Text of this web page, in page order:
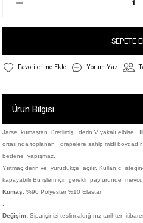
SEPETE
Yorum Yaz
Ürün Bilgisi
Jarse kumaştan üretilmiş , derin V yakalı elbise .
ortasında toplanan drapelere sahip midi
bedene yapışmaz.
Yırtmaç derin ve yürüdükçe açılır. Kullanıcı
kapayabilir.Bu işlem için gerekli pay üründe
Kumaş: %90 Polyester %10 Elastan
;
Değişim: Siparişinizi teslim aldığınız tarihten